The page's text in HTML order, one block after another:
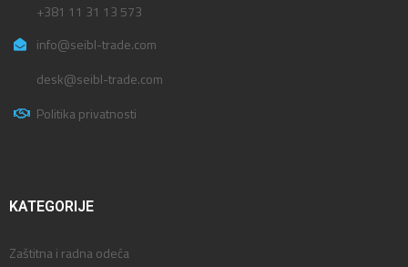
+381 11 31 13 573
info@seibl-trade.com
desk@seibl-trade.com
Politika privatnosti
KATEGORIJE
Zaštitna i radna odeća